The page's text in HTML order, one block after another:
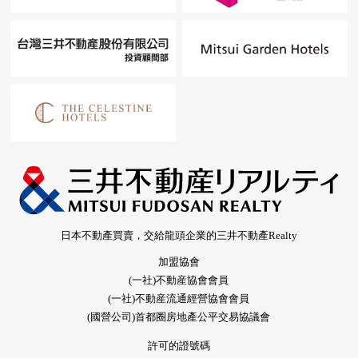
日本不動產買賣，交給龍頭企業的三井不動產Realty
加盟協會
(一社)不動産協會會員
(一社)不動産流通經營協會會員
(國營公司)首都圈房地產公平交易協議會
許可的證號碼